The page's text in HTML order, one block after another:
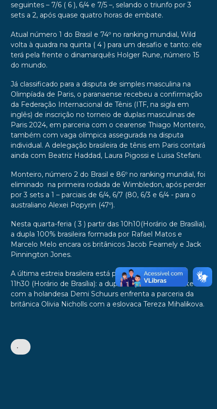
seguintes – 7/6 ( 6 ), 6/4 e 7/5 –, selando o triunfo por 3
sets a 2, após quase quatro horas de embate.
Atual número 1 do Brasil e 74º no ranking mundial, Wild
volta à quadra na quinta ( 4 ) para um desafio e tanto: ele
terá pela frente o dinamarquês Holger Rune, número 15
do mundo.
Já classificado para a disputa de simples masculina na
Olimpíada de Paris, o paranaense recebeu a confirmação
da Federação Internacional de Tênis (ITF, na sigla em
inglês) de inscrição no torneio de duplas masculinas de
Paris 2024, em parceria com o cearense Thiago Monteiro,
também com vaga olímpica assegurada na disputa
individual. A delegação brasileira de tênis em Paris contará
ainda com Beatriz Haddad, Laura Pigossi e Luisa Stefani.
Monteiro, número 2 do Brasil e 86º no ranking mundial, foi
eliminado na primeira rodada de Wimbledon, após perder
por 3 sets a 1 – parciais de 6/4, 6/7 (80, 6/3 e 6/4 - para o
australiano Alexei Popyrin (47º).
Nesta quarta-feria ( 3 ) partir das 10h10(Horário de Brasília),
a dupla 100% brasileira formada por Rafael Matos e
Marcelo Melo encara os britânicos Jacob Fearnely e Jack
Pinnington Jones.
A última estreia brasileira está prevista para às
11h30 (Horário de Brasília): a dupla da paulista Luisa Stefani
com a holandesa Demi Schuurs enfrenta a parceria da
britânica Olivia Nicholls com a eslovaca Tereza Mihalikova.
•